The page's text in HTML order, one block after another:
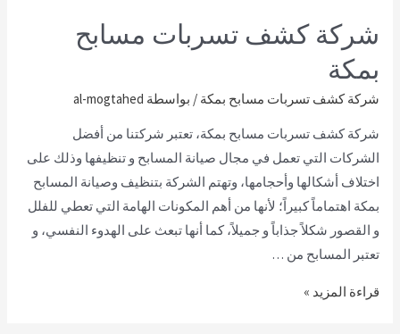
شركة كشف تسربات مسابح
بمكة
شركة كشف تسربات مسابح بمكة / بواسطة al-mogtahed
شركة كشف تسربات مسابح بمكة، تعتبر شركتنا من أفضل
الشركات التي تعمل في مجال صيانة المسابح و تنظيفها وذلك على
اختلاف أشكالها وأحجامها، وتهتم الشركة بتنظيف وصيانة المسابح
بمكة اهتماماً كبيراً؛ لأنها من أهم المكونات الهامة التي تعطي للفلل
و القصور شكلاً جذاباً و جميلاً، كما أنها تبعث على الهدوء النفسي، و
تعتبر المسابح من …
قراءة المزيد »